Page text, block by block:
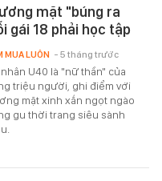
mặt "búng ra
gái 18 phải học tập
nhân U40 là "nữ thần" của
triệu người, ghi điểm với
mặt xinh xắn ngọt ngào
gu thời trang siêu sành
MUA LUÔN - 5 tháng trước